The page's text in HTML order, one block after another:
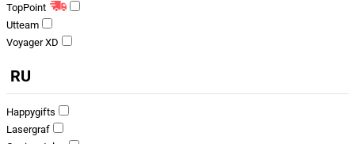
TopPoint
Utteam
Voyager XD
RU
Happygifts
Lasergraf